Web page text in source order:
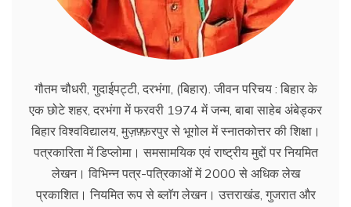
गौतम चौधरी, गुदाईपट्टी, दरभंगा, (बिहार). जीवन परिचय : बिहार के
एक छोटे शहर, दरभंगा में फरवरी 1974 में जन्म, बाबा साहेब अंबेड्कर
बिहार विश्वविद्यालय, मुज़फ़्फ़रपुर से भूगोल में स्नातकोत्तर की शिक्षा।
पत्रकारिता में डिप्लोमा। समसामयिक एवं राष्ट्रीय मुद्दों पर नियमित
लेखन। विभिन्न पत्र-पत्रिकाओं में 2000 से अधिक लेख
प्रकाशित। नियमित रूप से ब्लाॅग लेखन। उत्तराखंड, गुजरात और